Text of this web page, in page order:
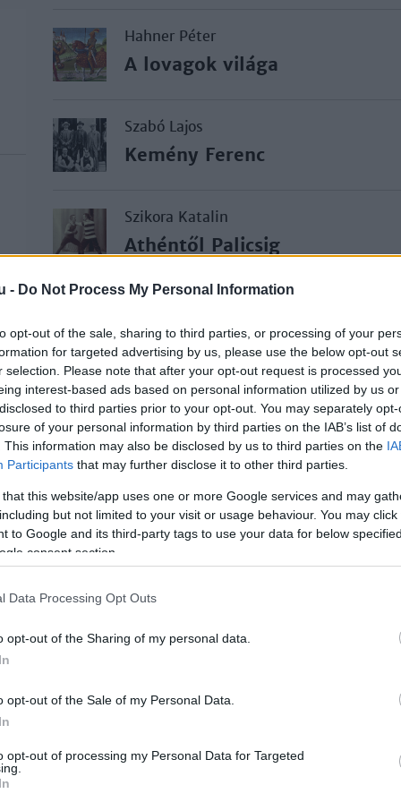
- Do Not Process My Personal Information
opt-out of the sale, sharing to third parties, or processing of your
for targeted advertising by us, please use the below opt-out
selection. Please note that after your opt-out request is processed
interest-based ads based on personal information utilized by us
to third parties prior to your opt-out. You may separately
of your personal information by third parties on the IAB’s list of
This information may also be disclosed by us to third parties on the
Participants that may further disclose it to other third parties.
that this website/app uses one or more Google services and may
but not limited to your visit or usage behaviour. You may
to Google and its third-party tags to use your data for below
consent section.
Data Processing Opt Outs
opt-out of the Sharing of my personal data.
opt-out of the Sale of my Personal Data.
opt-out of processing my Personal Data for Targeted
Hahner Péter
A lovagok világa
Szabó Lajos
Kemény Ferenc
Szikora Katalin
Athéntől Palicsig
Magyarok az első olimpiákon
Szakály Sándor
Manno Miltiadesz
Magyar olimpia
Hitler olimpiája
Leni Riefenstahl olimpiája
Szabó Lajos